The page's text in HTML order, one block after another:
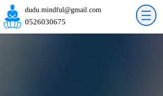
dudu.mindful@gmail.com
0526030675